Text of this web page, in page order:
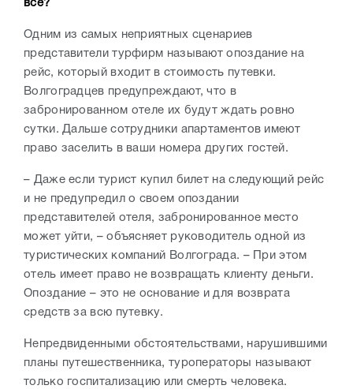
все?
Одним из самых неприятных сценариев
представители турфирм называют опоздание на
рейс, который входит в стоимость путевки.
Волгоградцев предупреждают, что в
забронированном отеле их будут ждать ровно
сутки. Дальше сотрудники апартаментов имеют
право заселить в ваши номера других гостей.
– Даже если турист купил билет на следующий рейс
и не предупредил о своем опоздании
представителей отеля, забронированное место
может уйти, – объясняет руководитель одной из
туристических компаний Волгограда. – При этом
отель имеет право не возвращать клиенту деньги.
Опоздание – это не основание и для возврата
средств за всю путевку.
Непредвиденными обстоятельствами, нарушившими
планы путешественника, туроператоры называют
только госпитализацию или смерть человека.